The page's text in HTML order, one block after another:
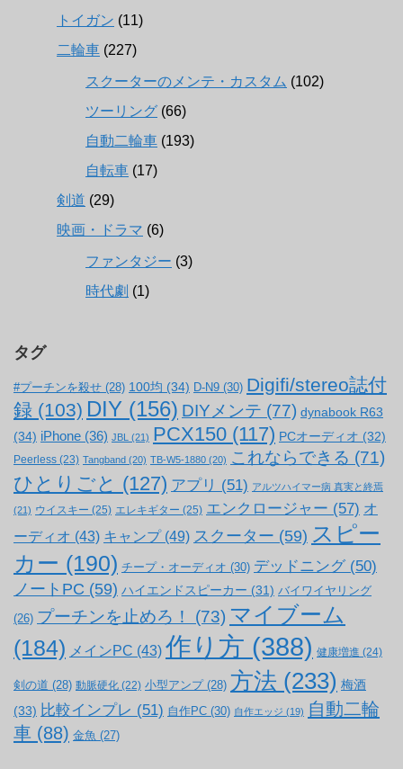
トイガン (11)
二輪車 (227)
スクーターのメンテ・カスタム (102)
ツーリング (66)
自動二輪車 (193)
自転車 (17)
剣道 (29)
映画・ドラマ (6)
ファンタジー (3)
時代劇 (1)
タグ
#プーチンを殺せ (28) 100均 (34) D-N9 (30) Digifi/stereo誌付
録 (103) DIY (156) DIYメンテ (77) dynabook R63
(34) iPhone (36) JBL (21) PCX150 (117) PCオーディオ (32)
Peerless (23) Tangband (20) TB-W5-1880 (20) これならできる (71)
ひとりごと (127) アプリ (51) アルツハイマー病 真実と終焉
(21) ウイスキー (25) エレキギター (25) エンクロージャー (57) オ
ーディオ (43) キャンプ(49) スクーター (59) スピー
カー (190) チープ・オーディオ (30) デッドニング (50)
ノートPC (59) ハイエンドスピーカー (31) バイワイヤリング
(26) プーチンを止めろ！ (73) マイブーム
(184) メインPC (43) 作り方 (388) 健康増進 (24)
剣の道 (28) 動脈硬化 (22) 小型アンプ(28) 方法 (233) 梅酒
(33) 比較インプレ (51) 自作PC (30) 自作エッジ (19) 自動二輪
車 (88) 金魚 (27)